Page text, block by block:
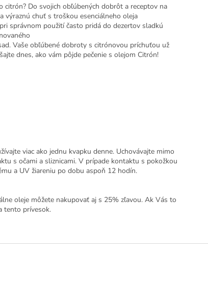
citrón? Do svojich obľúbených dobrôt a receptov na
výraznú chuť s troškou esenciálneho oleja
správnom použití často pridá do dezertov sladkú
Vaše obľúbené dobroty s citrónovou príchuťou už
dnes, ako vám pôjde pečenie s olejom Citrón!
viac ako jednu kvapku denne. Uchovávajte mimo
s očami a sliznicami. V prípade kontaktu s pokožkou
a UV žiareniu po dobu aspoň 12 hodín.
oleje môžete nakupovať aj s 25% zľavou. Ak Vás to
tento prívesok.